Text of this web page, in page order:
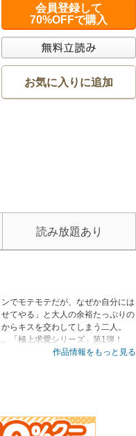
会員登録して
70%OFFで購入
お気に入りに追加
読み放題あり
でモテモテだが、なぜか自分には
てやる」と大人の余裕たっぷりの
らキスを交わしてしまう二人。
「極上求愛シリーズ」第1弾！
作品情報をもっと見る